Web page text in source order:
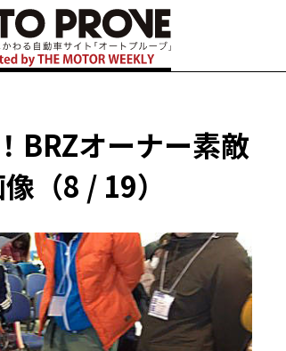
BRZオーナー素敵
（8 / 19）